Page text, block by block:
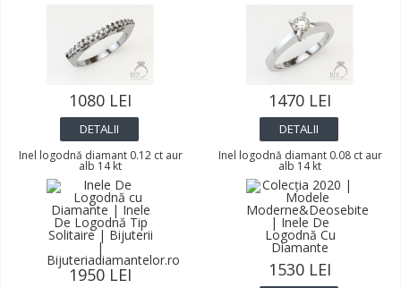
1080 LEI
DETALII
1470 LEI
DETALII
Inel logodnă diamant 0.12 ct aur
alb 14 kt
1950 LEI
Inel logodnă diamant 0.08 ct aur
alb 14 kt
1530 LEI